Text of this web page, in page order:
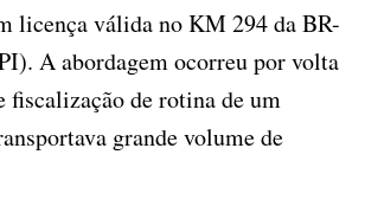
licença válida no KM 294 da BR-
A abordagem ocorreu por volta
fiscalização de rotina de um
grande volume de